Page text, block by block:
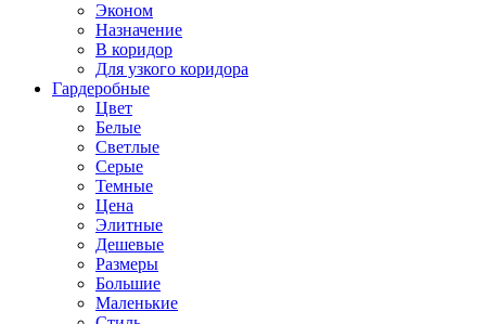
Эконом
Назначение
В коридор
Для узкого коридора
Гардеробные
Цвет
Белые
Светлые
Серые
Темные
Цена
Элитные
Дешевые
Размеры
Большие
Маленькие